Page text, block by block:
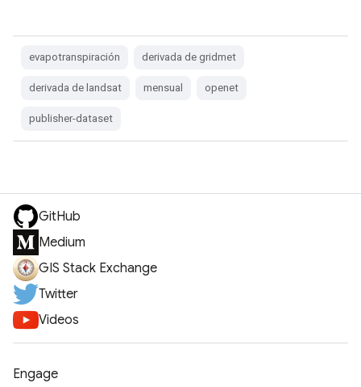
evapotranspiración derivada de gridmet
derivada de landsat mensual openet
publisher-dataset
GitHub
Medium
GIS Stack Exchange
Twitter
Videos
Engage